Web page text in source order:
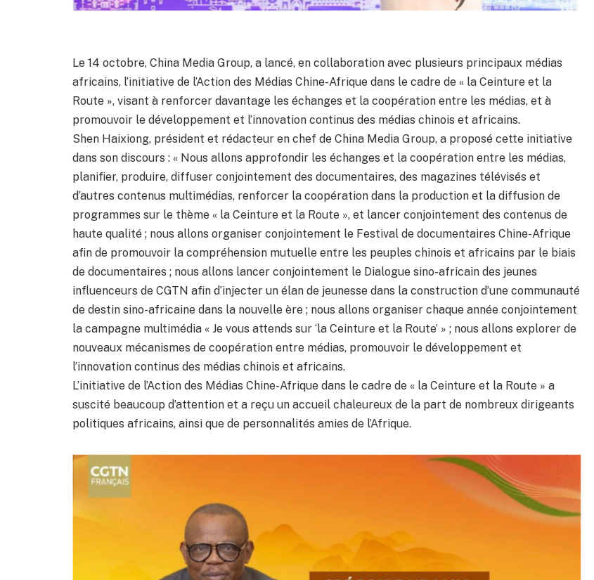
Le 14 octobre, China Media Group, a lancé, en collaboration avec plusieurs principaux médias
africains, l’initiative de l’Action des Médias Chine-Afrique dans le cadre de « la Ceinture et la
Route », visant à renforcer davantage les échanges et la coopération entre les médias, et à
promouvoir le développement et l’innovation continus des médias chinois et africains.
Shen Haixiong, président et rédacteur en chef de China Media Group, a proposé cette initiative
dans son discours : « Nous allons approfondir les échanges et la coopération entre les médias,
planifier, produire, diffuser conjointement des documentaires, des magazines télévisés et
d’autres contenus multimédias, renforcer la coopération dans la production et la diffusion de
programmes sur le thème « la Ceinture et la Route », et lancer conjointement des contenus de
haute qualité ; nous allons organiser conjointement le Festival de documentaires Chine-Afrique
afin de promouvoir la compréhension mutuelle entre les peuples chinois et africains par le biais
de documentaires ; nous allons lancer conjointement le Dialogue sino-africain des jeunes
influenceurs de CGTN afin d’injecter un élan de jeunesse dans la construction d’une communauté
de destin sino-africaine dans la nouvelle ère ; nous allons organiser chaque année conjointement
la campagne multimédia « Je vous attends sur ‘la Ceinture et la Route’ » ; nous allons explorer de
nouveaux mécanismes de coopération entre médias, promouvoir le développement et
l’innovation continus des médias chinois et africains.
L’initiative de l’Action des Médias Chine-Afrique dans le cadre de « la Ceinture et la Route » a
suscité beaucoup d’attention et a reçu un accueil chaleureux de la part de nombreux dirigeants
politiques africains, ainsi que de personnalités amies de l’Afrique.